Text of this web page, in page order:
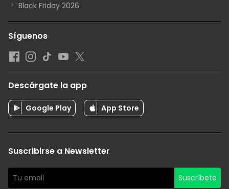
Black Friday 2026
Síguenos
Descárgate la app
Google Play App Store
Suscribirse a Newsletter
Suscríbete